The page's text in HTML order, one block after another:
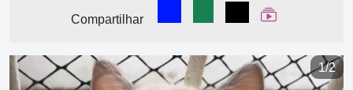
Compartilhar
Compartilhar no Facebook
Compartilhar no
Compartilhar
Ver Web Story
1/2